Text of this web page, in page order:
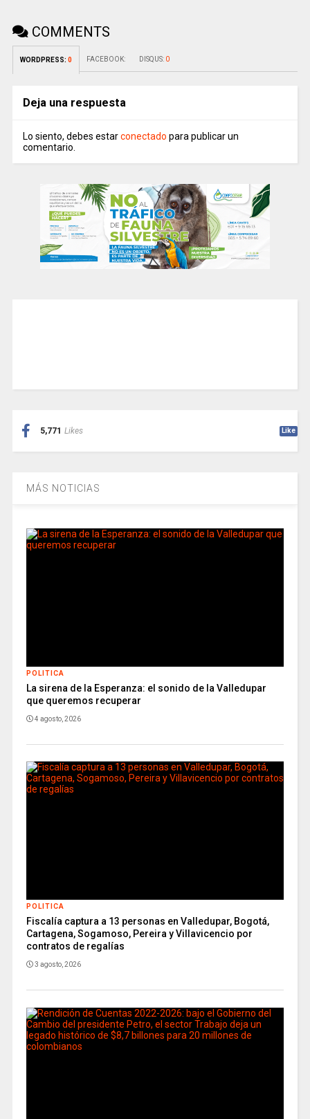
COMMENTS
WORDPRESS: 0 FACEBOOK: DISQUS: 0
Deja una respuesta
Lo siento, debes estarconectado para publicar un
comentario.
5,771 Likes Like
MÁS NOTICIAS
POLITICA
La sirena de la Esperanza: el sonido de la Valledupar
que queremos recuperar
4 agosto, 2026
POLITICA
Fiscalía captura a 13 personas en Valledupar, Bogotá,
Cartagena, Sogamoso, Pereira y Villavicencio por
contratos de regalías
3 agosto, 2026